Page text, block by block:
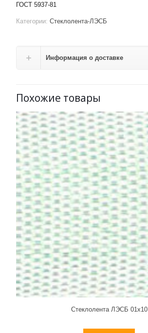
ГОСТ 5937-81
Категории: Стеклолента-ЛЭСБ
Информация о доставке
Похожие товары
Стеклолента ЛЭСБ 01х10